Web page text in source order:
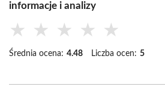
informacje i analizy
★ ★ ★ ★ ★
Średnia ocena: 4.48 Liczba ocen: 5